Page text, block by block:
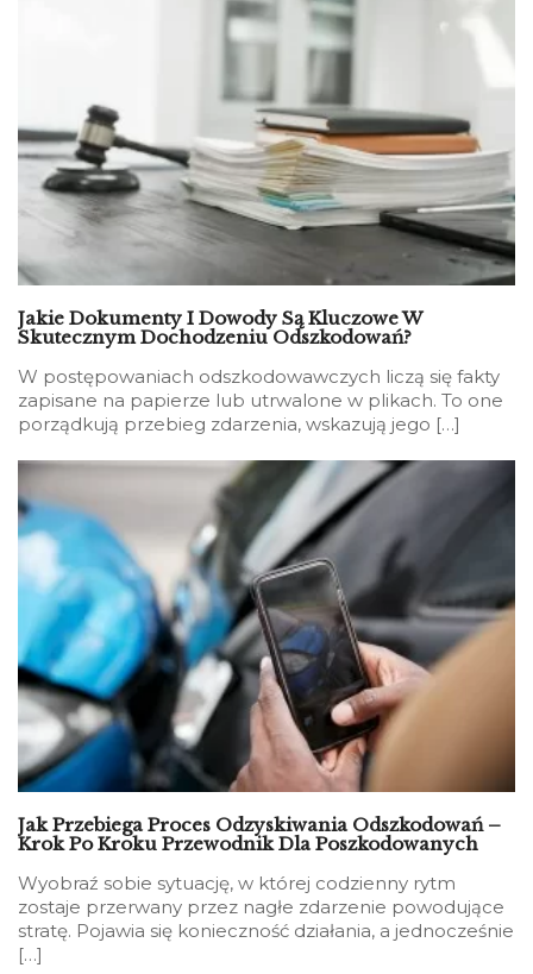
Jakie Dokumenty I Dowody Są Kluczowe W
Skutecznym Dochodzeniu Odszkodowań?
W postępowaniach odszkodowawczych liczą się fakty
zapisane na papierze lub utrwalone w plikach. To one
porządkują przebieg zdarzenia, wskazują jego […]
Jak Przebiega Proces Odzyskiwania Odszkodowań –
Krok Po Kroku Przewodnik Dla Poszkodowanych
Wyobraź sobie sytuację, w której codzienny rytm
zostaje przerwany przez nagłe zdarzenie powodujące
stratę. Pojawia się konieczność działania, a jednocześnie
[…]